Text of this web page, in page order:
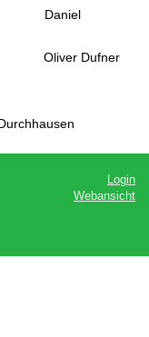
Daniel
Oliver Dufner
Login
Webansicht